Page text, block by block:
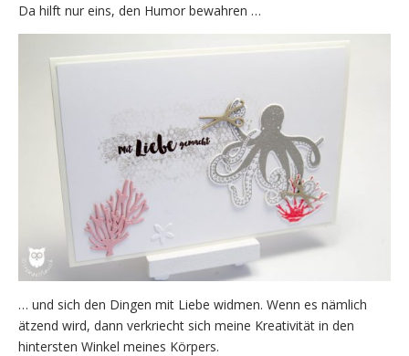
Da hilft nur eins, den Humor bewahren …
… und sich den Dingen mit Liebe widmen. Wenn es nämlich
ätzend wird, dann verkriecht sich meine Kreativität in den
hintersten Winkel meines Körpers.